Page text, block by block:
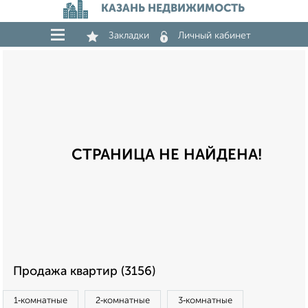
КАЗАНЬ НЕДВИЖИМОСТЬ
Закладки Личный кабинет
СТРАНИЦА НЕ НАЙДЕНА!
Продажа квартир (3156)
1‑комнатные 2‑комнатные 3‑комнатные